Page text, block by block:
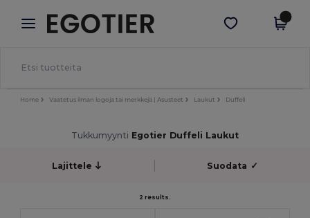
× Egotier-sovellus
Paremmat hinnat appissa!
Hae sovellus
Home Vaatetus ilman logoja tai merkkejä | Asusteet Laukut Duffeli
Tukkumyynti Egotier Duffeli Laukut
Lajittele Suodata ✓
2 results.